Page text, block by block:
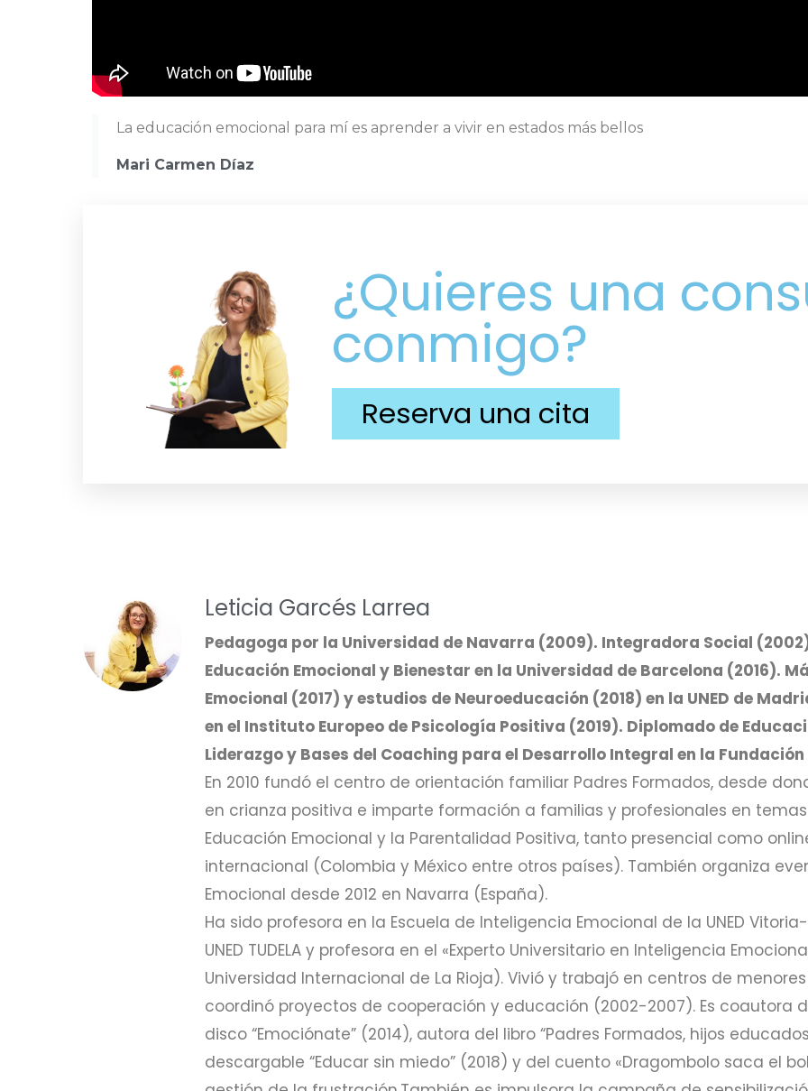
La educación emocional para mí es aprender a vivir en estados más bellos
Mari Carmen Díaz
¿Quieres una
conmigo?
Reserva una cita
Leticia Garcés Larrea
Pedagoga por la Universidad de Navarra (2009). Integradora Social
Educación Emocional y Bienestar en la Universidad de Barcelona (2016).
Emocional (2017) y estudios de Neuroeducación (2018) en la UNED de
en el Instituto Europeo de Psicología Positiva (2019). Diplomado de
Liderazgo y Bases del Coaching para el Desarrollo Integral en la
En 2010 fundó el centro de orientación familiar Padres Formados, desde
en crianza positiva e imparte formación a familias y profesionales en
Educación Emocional y la Parentalidad Positiva, tanto presencial como
internacional (Colombia y México entre otros países). También organiza
Emocional desde 2012 en Navarra (España).
Ha sido profesora en la Escuela de Inteligencia Emocional de la UNED
UNED TUDELA y profesora en el «Experto Universitario en Inteligencia
Universidad Internacional de La Rioja). Vivió y trabajó en centros de
coordinó proyectos de cooperación y educación (2002-2007). Es coautora
disco “Emociónate” (2014), autora del libro “Padres Formados, hijos
descargable “Educar sin miedo” (2018) y del cuento «Dragombolo saca el